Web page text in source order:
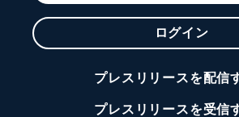
ログイン
プレスリリースを配信
プレスリリースを受信